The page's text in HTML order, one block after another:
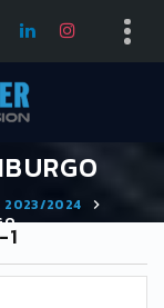
2023/2024
1